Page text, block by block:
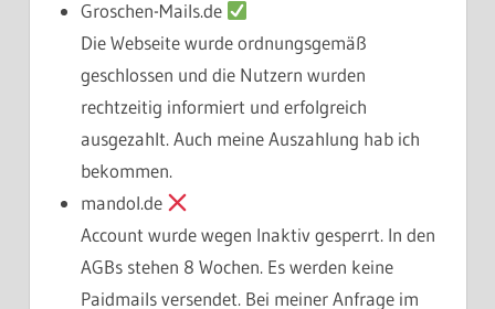
Groschen-Mails.de
Die Webseite wurde ordnungsgemäß
geschlossen und die Nutzern wurden
rechtzeitig informiert und erfolgreich
ausgezahlt. Auch meine Auszahlung hab ich
bekommen.
mandol.de
Account wurde wegen Inaktiv gesperrt. In den
AGBs stehen 8 Wochen. Es werden keine
Paidmails versendet. Bei meiner Anfrage im